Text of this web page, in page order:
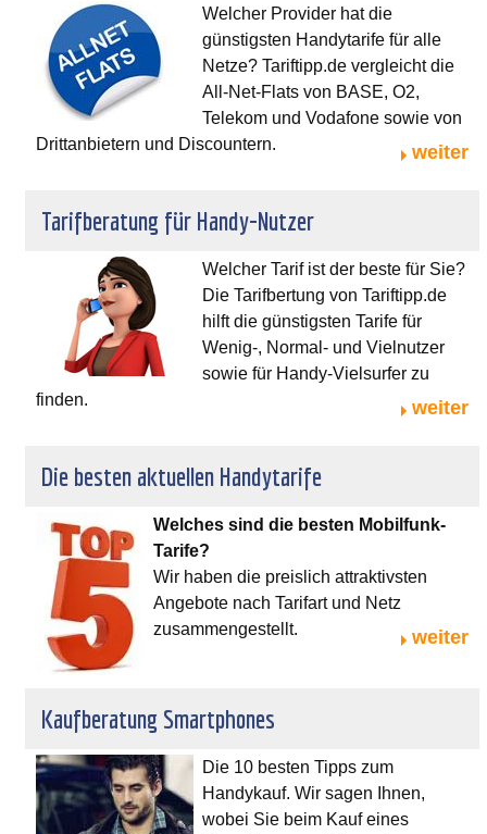
Welcher Provider hat die
günstigsten Handytarife für alle
Netze? Tariftipp.de vergleicht die
All-Net-Flats von BASE, O2,
Telekom und Vodafone sowie von
Drittanbietern und Discountern.
weiter
Tarifberatung für Handy-Nutzer
Welcher Tarif ist der beste für Sie?
Die Tarifbertung von Tariftipp.de
hilft die günstigsten Tarife für
Wenig-, Normal- und Vielnutzer
sowie für Handy-Vielsurfer zu
finden.
weiter
Die besten aktuellen Handytarife
Welches sind die besten Mobilfunk-
Tarife?
Wir haben die preislich attraktivsten
Angebote nach Tarifart und Netz
zusammengestellt.
weiter
Kaufberatung Smartphones
Die 10 besten Tipps zum
Handykauf. Wir sagen Ihnen,
wobei Sie beim Kauf eines